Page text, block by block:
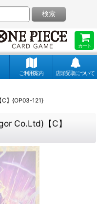
カート
検索
ご利用案内 店頭受取について
C】{OP03-121}
Co.Ltd)【C】